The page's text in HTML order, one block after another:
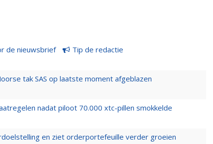
de nieuwsbrief Tip de redactie
tak SAS op laatste moment afgeblazen
nadat piloot 70.000 xtc-pillen smokkelde
en ziet orderportefeuille verder groeien